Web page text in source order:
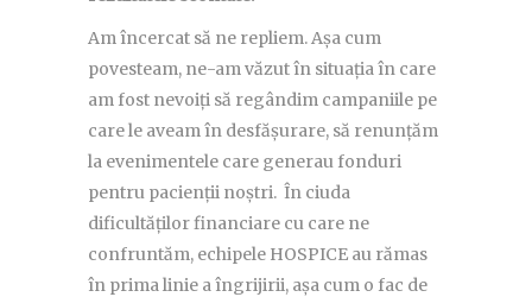
Am încercat să ne repliem. Așa cum
povesteam, ne-am văzut în situația în care
am fost nevoiți să regândim campaniile pe
care le aveam în desfășurare, să renunțăm
la evenimentele care generau fonduri
pentru pacienții noștri. În ciuda
dificultăților financiare cu care ne
confruntăm, echipele HOSPICE au rămas
în prima linie a îngrijirii, așa cum o fac de